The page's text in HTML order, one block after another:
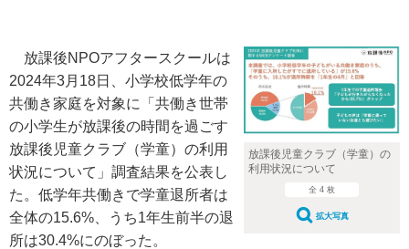
放課後児童クラブ（学童）の
利用状況について
全 4 枚
拡大写真
放課後NPOアフタースクールは
2024年3月18日、小学校低学年の
共働き家庭を対象に「共働き世帯
の小学生が放課後の時間を過ごす
放課後児童クラブ（学童）の利用
状況について」調査結果を公表し
た。低学年共働きで学童退所者は
全体の15.6%、うち1年生前半の退
所は30.4%にのぼった。